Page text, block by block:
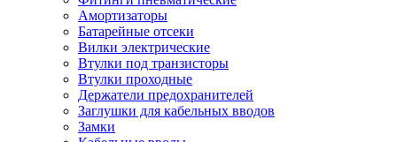
Амортизаторы
Батарейные отсеки
Вилки электрические
Втулки под транзисторы
Втулки проходные
Держатели предохранителей
Заглушки для кабельных вводов
Замки